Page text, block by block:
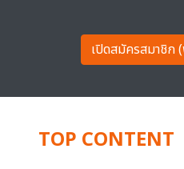
เปิดสมัครสมาชิก
TOP CONTENT